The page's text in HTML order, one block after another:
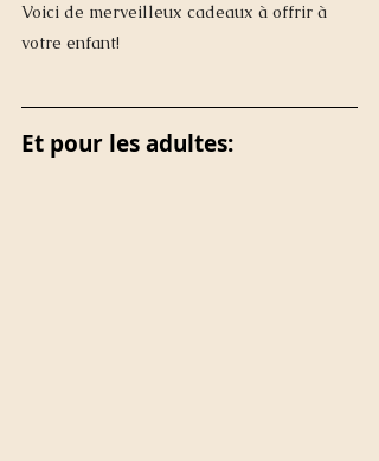
Voici de merveilleux cadeaux à offrir à
votre enfant!
Et pour les adultes: